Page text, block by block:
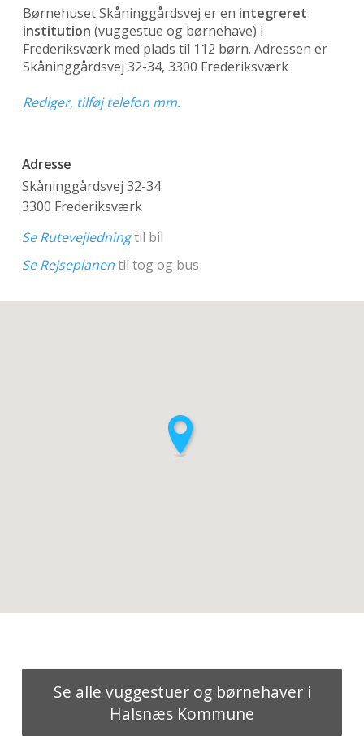
Børnehuset Skåninggårdsvej er en integreret
institution (vuggestue og børnehave) i
Frederiksværk med plads til 112 børn. Adressen er
Skåninggårdsvej 32-34, 3300 Frederiksværk
Rediger, tilføj telefon mm.
Adresse
Skåninggårdsvej 32-34
3300 Frederiksværk
Se Rutevejledningtil bil
Se Rejseplanentil tog og bus
Se alle vuggestuer og børnehaver i
Halsnæs Kommune